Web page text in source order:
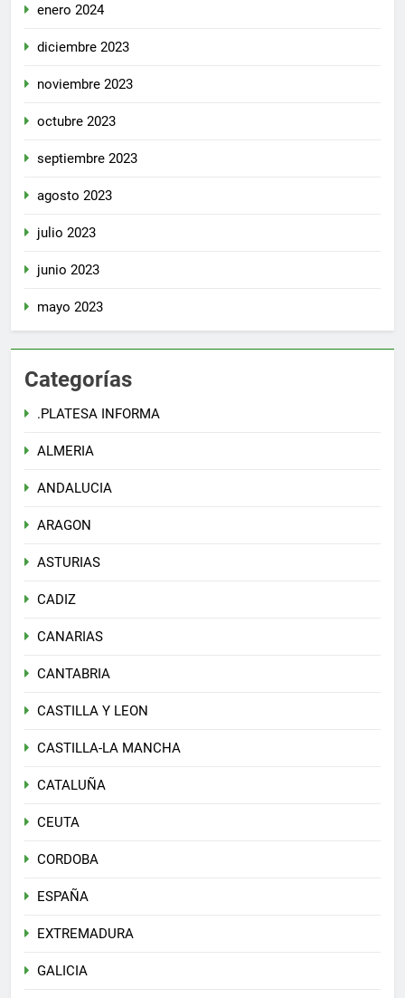
enero 2024
diciembre 2023
noviembre 2023
octubre 2023
septiembre 2023
agosto 2023
julio 2023
junio 2023
mayo 2023
Categorías
.PLATESA INFORMA
ALMERIA
ANDALUCIA
ARAGON
ASTURIAS
CADIZ
CANARIAS
CANTABRIA
CASTILLA Y LEON
CASTILLA-LA MANCHA
CATALUÑA
CEUTA
CORDOBA
ESPAÑA
EXTREMADURA
GALICIA